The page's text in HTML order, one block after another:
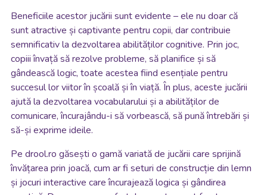
Beneficiile acestor jucării sunt evidente – ele nu doar că
sunt atractive și captivante pentru copii, dar contribuie
semnificativ la dezvoltarea abilităților cognitive. Prin joc,
copiii învață să rezolve probleme, să planifice și să
gândească logic, toate acestea fiind esențiale pentru
succesul lor viitor în școală și în viață. În plus, aceste jucării
ajută la dezvoltarea vocabularului și a abilităților de
comunicare, încurajându-i să vorbească, să pună întrebări și
să-și exprime ideile.
Pe drool.ro găsești o gamă variată de jucării care sprijină
învățarea prin joacă, cum ar fi seturi de construcție din lemn
și jocuri interactive care încurajează logica și gândirea